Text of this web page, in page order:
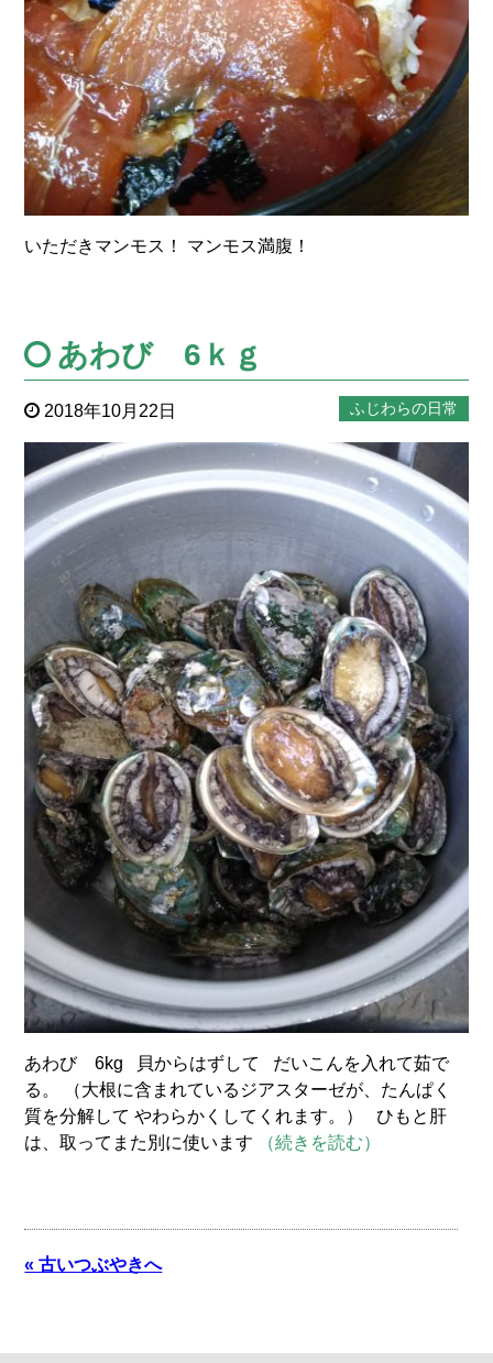
いただきマンモス！ マンモス満腹！
あわび 6ｋｇ
2018年10月22日 ふじわらの日常
あわび 6kg 貝からはずして だいこんを入れて茹で
る。 （大根に含まれているジアスターゼが、たんぱく
質を分解して やわらかくしてくれます。） ひもと肝
は、取ってまた別に使います
（続きを読む）
« 古いつぶやきへ